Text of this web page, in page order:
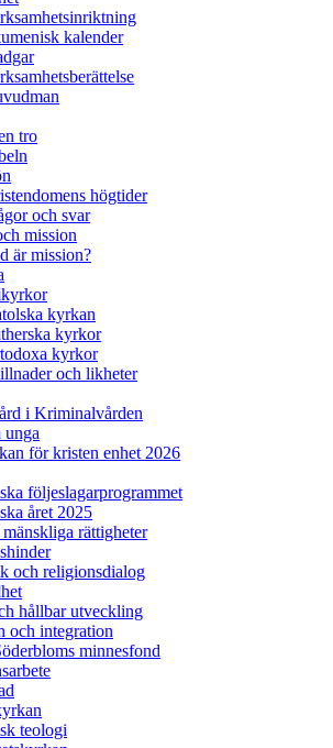
kalender
tro
högtider
och svar
mission
är mission?
kyrkan
kyrkor
kyrkor
och likheter
i Kriminalvården
unga
för kristen enhet 2026
följeslagarprogrammet
året 2025
rättigheter
och religionsdialog
hållbar utveckling
och integration
minnesfond
teologi